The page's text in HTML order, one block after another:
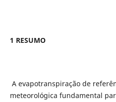
1 RESUMO
A evapotranspiração de
meteorológica fundamental